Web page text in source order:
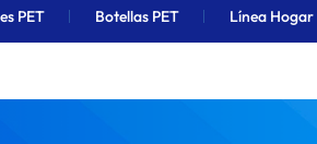
PET Botellas PET Línea Hogar